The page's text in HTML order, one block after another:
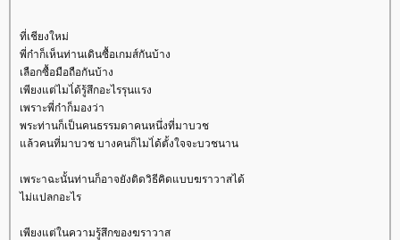
ที่เชียงใหม่
พี่ก๋าก็เห็นท่านเดินซื้อเกมส์กันบ้าง
เลือกซื้อมือถือกันบ้าง
เพียงแต่ไมไ่ด้รู้สึกอะไรรุนแรง
เพราะพี่ก๋าก็มองว่า
พระท่านก็เป็นคนธรรมดาคนหนึ่งที่มาบวช
ล้วคนที่มาบวช บางคนก็ไมไ่ด้ตั้งใจจะบวชนาน
เพระาฉะนั้นท่านก็อาจยังติดวิธีคิดแบบฆราวาสได้
ไม่แปลกอะไร
เพียงแต่ในความรู้สึกของฆราวาส